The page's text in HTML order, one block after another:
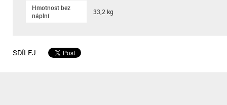
Hmotnost bez
náplní
33,2 kg
SDÍLEJ: